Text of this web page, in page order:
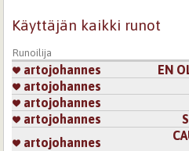
Käyttäjän kaikki runot
Runoilija
artojohannes
EN
artojohannes
artojohannes
artojohannes
artojohannes